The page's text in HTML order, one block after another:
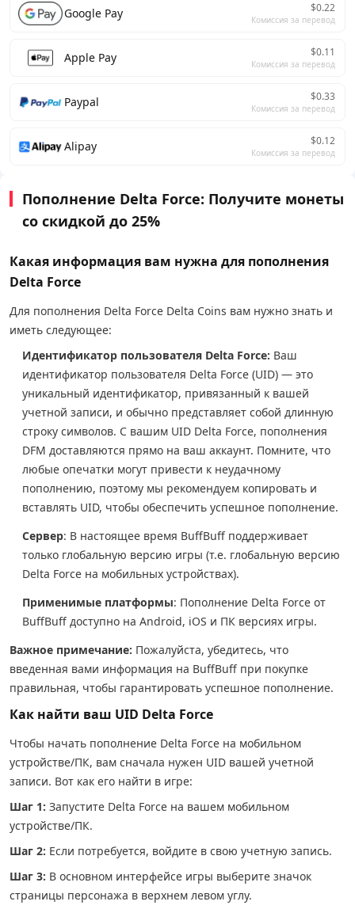
Google Pay $0.22
Комиссия за перевод
Apple Pay $0.11
Комиссия за перевод
Paypal $0.33
Комиссия за перевод
Alipay $0.12
Комиссия за перевод
Пополнение Delta Force: Получите монеты
со скидкой до 25%
Какая информация вам нужна для пополнения
Delta Force
Для пополнения Delta Force Delta Coins вам нужно знать и
иметь следующее:
Идентификатор пользователя Delta Force: Ваш
идентификатор пользователя Delta Force (UID) — это
уникальный идентификатор, привязанный к вашей
учетной записи, и обычно представляет собой длинную
строку символов. С вашим UID Delta Force, пополнения
DFM доставляются прямо на ваш аккаунт. Помните, что
любые опечатки могут привести к неудачному
пополнению, поэтому мы рекомендуем копировать и
вставлять UID, чтобы обеспечить успешное пополнение.
Сервер: В настоящее время BuffBuff поддерживает
только глобальную версию игры (т.е. глобальную версию
Delta Force на мобильных устройствах).
Применимые платформы: Пополнение Delta Force от
BuffBuff доступно на Android, iOS и ПК версиях игры.
Важное примечание: Пожалуйста, убедитесь, что
введенная вами информация на BuffBuff при покупке
правильная, чтобы гарантировать успешное пополнение.
Как найти ваш UID Delta Force
Чтобы начать пополнение Delta Force на мобильном
устройстве/ПК, вам сначала нужен UID вашей учетной
записи. Вот как его найти в игре:
Шаг 1: Запустите Delta Force на вашем мобильном
устройстве/ПК.
Шаг 2: Если потребуется, войдите в свою учетную запись.
Шаг 3: В основном интерфейсе игры выберите значок
страницы персонажа в верхнем левом углу.